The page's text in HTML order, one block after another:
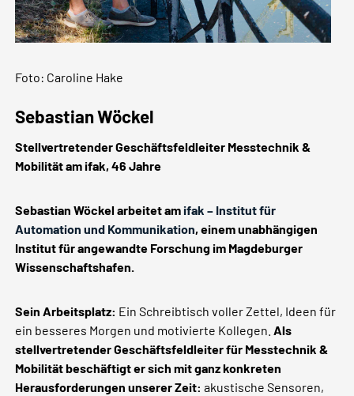
Foto: Caroline Hake
Sebastian Wöckel
Stellvertretender Geschäftsfeldleiter Messtechnik &
Mobilität am ifak, 46 Jahre
Sebastian Wöckel arbeitet amifak – Institut für
Automation und Kommunikation, einem unabhängigen
Institut für angewandte Forschung im Magdeburger
Wissenschaftshafen.
Sein Arbeitsplatz: Ein Schreibtisch voller Zettel, Ideen für
ein besseres Morgen und motivierte Kollegen.Als
stellvertretender Geschäftsfeldleiter für Messtechnik &
Mobilität beschäftigt er sich mit ganz konkreten
Herausforderungen unserer Zeit: akustische Sensoren,